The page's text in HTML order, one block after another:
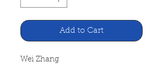
Add to Cart
Wei Zhang